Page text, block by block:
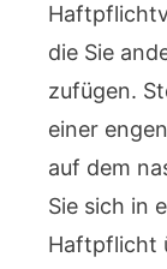
die Sie
zufügen.
einer
auf dem
Sie sich in
Haftpflicht